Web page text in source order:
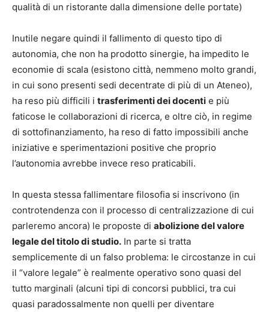
qualità di un ristorante dalla dimensione delle portate)
Inutile negare quindi il fallimento di questo tipo di
autonomia, che non ha prodotto sinergie, ha impedito le
economie di scala (esistono città, nemmeno molto grandi,
in cui sono presenti sedi decentrate di più di un Ateneo),
ha reso più difficili i trasferimenti dei docenti e più
faticose le collaborazioni di ricerca, e oltre ciò, in regime
di sottofinanziamento, ha reso di fatto impossibili anche
iniziative e sperimentazioni positive che proprio
l’autonomia avrebbe invece reso praticabili.
In questa stessa fallimentare filosofia si inscrivono (in
controtendenza con il processo di centralizzazione di cui
parleremo ancora) le proposte di abolizione del valore
legale del titolo di studio. In parte si tratta
semplicemente di un falso problema: le circostanze in cui
il “valore legale” è realmente operativo sono quasi del
tutto marginali (alcuni tipi di concorsi pubblici, tra cui
quasi paradossalmente non quelli per diventare